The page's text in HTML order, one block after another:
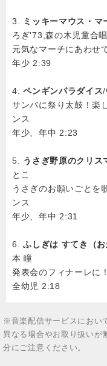
3. ミッキーマウス・マ
ろぎ'73,森の木児童合
元気なマーチにあわせ
年少 2:39
4.ペンギンパラダイス/
サンバに祭り太鼓！楽
ンス
年少、年中 2:23
5. うさぎ野原のクリス
とこ
うさぎのお願いごとを
ンス
年少、年中 2:31
6.ふしぎは すてき（
本 瞳
発表会のフィナーレに
全幼児 2:18
※音楽配信サービスにおい
異なる場合やお取り扱いが
分にご注意ください。